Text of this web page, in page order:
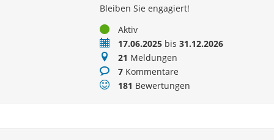
Bleiben Sie engagiert!
StatusAktiv
Zeitraum17.06.2025bis 31.12.2026
Meldungen
21 Meldungen
Kommentare
7Kommentare
Bewertungen
181 Bewertungen